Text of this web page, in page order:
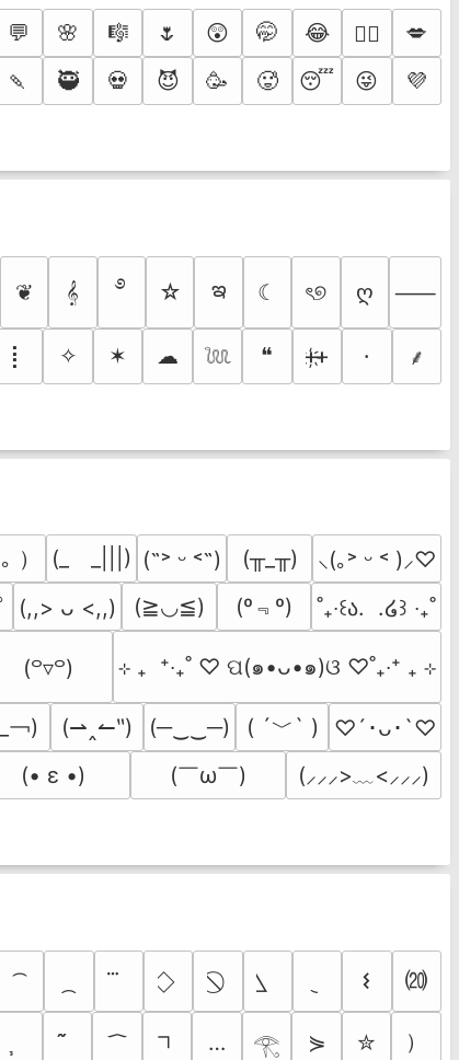
💬 🌸 🎼 🌷 😲 🤭 😂 ❤️‍🔥
💋
🍡 🥷 💀 😈 🥳 🥵 😴 😜 💜
❦ 𝄞 ࿔ ☆ ఇ ☾ ৎ୭ ღ ⸺
⡇ ✧ ✶ ☁ 𓆙 ❝ ᚐ҉ᚐ ⸱ ⸙
） (_　_|||) (˶˃ ᵕ ˂˶) (╥_╥)
⸜(｡˃ ᵕ ˂ )⸝♡
(,,> ᴗ <,,) (≧◡≦) (º﹃º) ˚₊‧꒰ა.  .໒꒱ ‧₊˚
(꒪▿꒪) ⊹ ₊  ⁺‧₊˚ ♡ ପ(๑•ᴗ•๑)ଓ ♡˚₊‧⁺ ₊ ⊹
￢) (⇀‸↼‶) (─‿‿─) ( ´﹀` )
♡´･ᴗ･`♡
(• ε •) (￣ω￣﻿) (⸝⸝⸝>﹏<⸝⸝⸝)
𐌔 ⒇
… 𓂀 ⋟ ✮ ）